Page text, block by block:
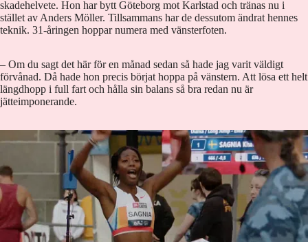
skadehelvete. Hon har bytt Göteborg mot Karlstad och tränas nu i
stället av Anders Möller. Tillsammans har de dessutom ändrat hennes
teknik. 31-åringen hoppar numera med vänsterfoten.
–⁠ Om du sagt det här för en månad sedan så hade jag varit väldigt
förvånad. Då hade hon precis börjat hoppa på vänstern. Att lösa ett helt
längdhopp i full fart och hålla sin balans så bra redan nu är
jätteimponerande.